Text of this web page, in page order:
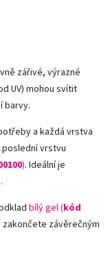
zářivé, výrazné
UV) mohou svítit
barvy.
a každá vrstva
poslední vrstvu
). Ideální je
.
bílý gel (kód
závěrečným